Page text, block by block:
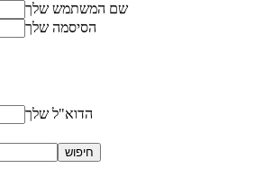
שם המשתמש שלך
הסיסמה שלך
הדוא"ל שלך